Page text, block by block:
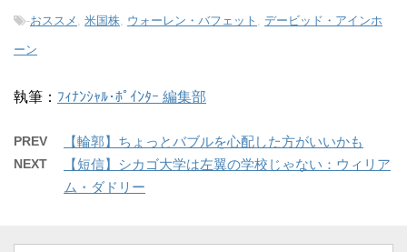
-おススメ , 米国株, ウォーレン・バフェット , デービッド・アインホ
ーン
執筆： ﾌｨﾅﾝｼｬﾙ･ﾎﾟｲﾝﾀｰ 編集部
PREV 【輪郭】ちょっとバブルを心配した方がいいかも
NEXT
【短信】シカゴ大学は左翼の学校じゃない：ウィリア
ム・ダドリー